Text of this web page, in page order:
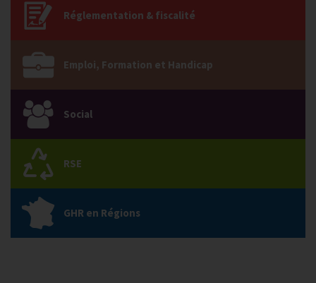
Réglementation & fiscalité
Emploi, Formation et Handicap
Social
RSE
GHR en Régions